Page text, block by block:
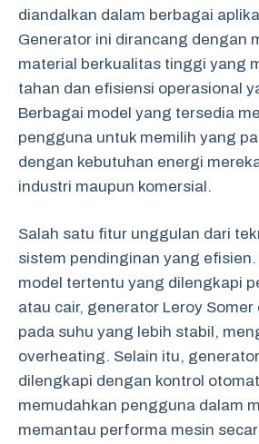
diandalkan dalam berbagai
Generator ini dirancang dengan
material berkualitas tinggi yang
tahan dan efisiensi operasional
Berbagai model yang tersedia
pengguna untuk memilih yang
dengan kebutuhan energi
industri maupun komersial.
Salah satu fitur unggulan dari
sistem pendinginan yang
model tertentu yang dilengkapi
atau cair, generator Leroy
pada suhu yang lebih stabil,
overheating. Selain itu,
dilengkapi dengan kontrol
memudahkan pengguna dalam
memantau performa mesin